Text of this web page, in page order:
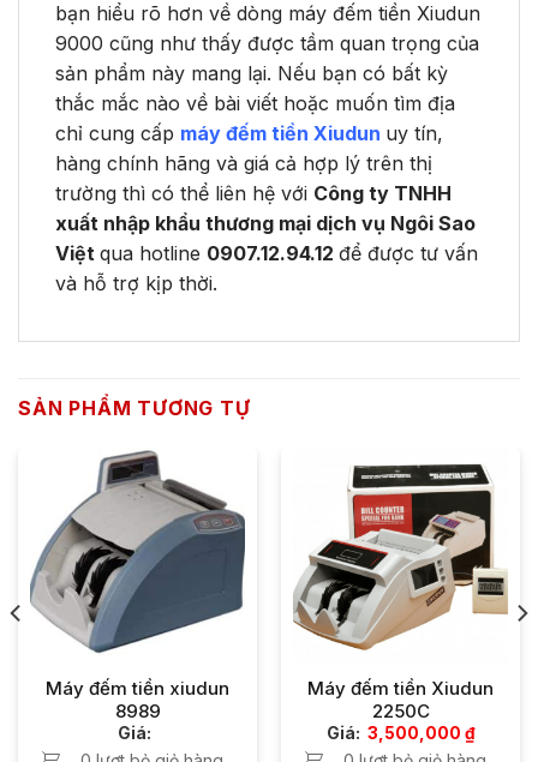
bạn hiểu rõ hơn về dòng máy đếm tiền Xiudun
9000 cũng như thấy được tầm quan trọng của
sản phẩm này mang lại. Nếu bạn có bất kỳ
thắc mắc nào về bài viết hoặc muốn tìm địa
chỉ cung cấp máy đếm tiền Xiudun uy tín,
hàng chính hãng và giá cả hợp lý trên thị
trường thì có thể liên hệ với Công ty TNHH
xuất nhập khẩu thương mại dịch vụ Ngôi Sao
Việt qua hotline 0907.12.94.12 để được tư vấn
và hỗ trợ kịp thời.
SẢN PHẨM TƯƠNG TỰ
Máy đếm tiền xiudun
8989
Giá:
Máy đếm tiền Xiudun
2250C
Giá: 3,500,000 ₫